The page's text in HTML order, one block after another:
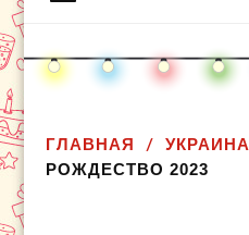
ГЛАВНАЯ УКРАИНА
РОЖДЕСТВО 2023